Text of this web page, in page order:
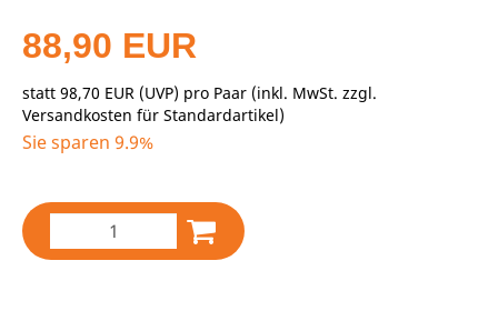
88,90 EUR
statt 98,70 EUR (UVP) pro Paar (inkl. MwSt. zzgl.
Versandkosten für Standardartikel)
Sie sparen 9.9%